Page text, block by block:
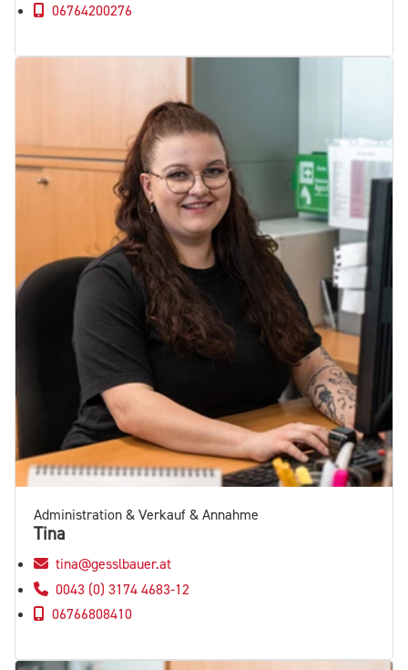
06764200276
Administration & Verkauf & Annahme
Tina
tina@gesslbauer.at
0043 (0) 3174 4683-12
06766808410